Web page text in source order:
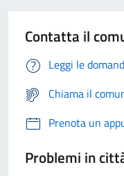
Contatta il
Leggi le
Chiama il
Prenota un
Problemi in